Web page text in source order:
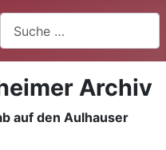
Archiv
auf den Aulhauser